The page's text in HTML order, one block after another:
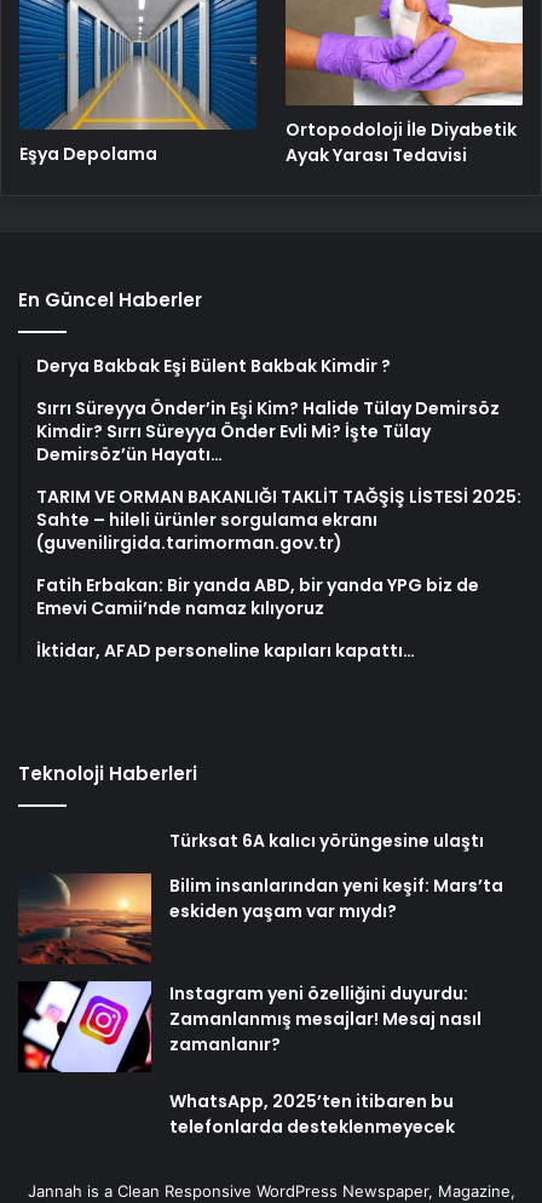
Eşya Depolama
Ortopodoloji İle Diyabetik
Ayak Yarası Tedavisi
En Güncel Haberler
Derya Bakbak Eşi Bülent Bakbak Kimdir ?
Sırrı Süreyya Önder’in Eşi Kim? Halide Tülay Demirsöz
Kimdir? Sırrı Süreyya Önder Evli Mi? İşte Tülay
Demirsöz’ün Hayatı…
TARIM VE ORMAN BAKANLIĞI TAKLİT TAĞŞİŞ LİSTESİ 2025:
Sahte – hileli ürünler sorgulama ekranı
(guvenilirgida.tarimorman.gov.tr)
Fatih Erbakan: Bir yanda ABD, bir yanda YPG biz de
Emevi Camii’nde namaz kılıyoruz
İktidar, AFAD personeline kapıları kapattı…
Teknoloji Haberleri
Türksat 6A kalıcı yörüngesine ulaştı
Bilim insanlarından yeni keşif: Mars’ta
eskiden yaşam var mıydı?
Instagram yeni özelliğini duyurdu:
Zamanlanmış mesajlar! Mesaj nasıl
zamanlanır?
WhatsApp, 2025’ten itibaren bu
telefonlarda desteklenmeyecek
Jannah is a Clean Responsive WordPress Newspaper, Magazine,